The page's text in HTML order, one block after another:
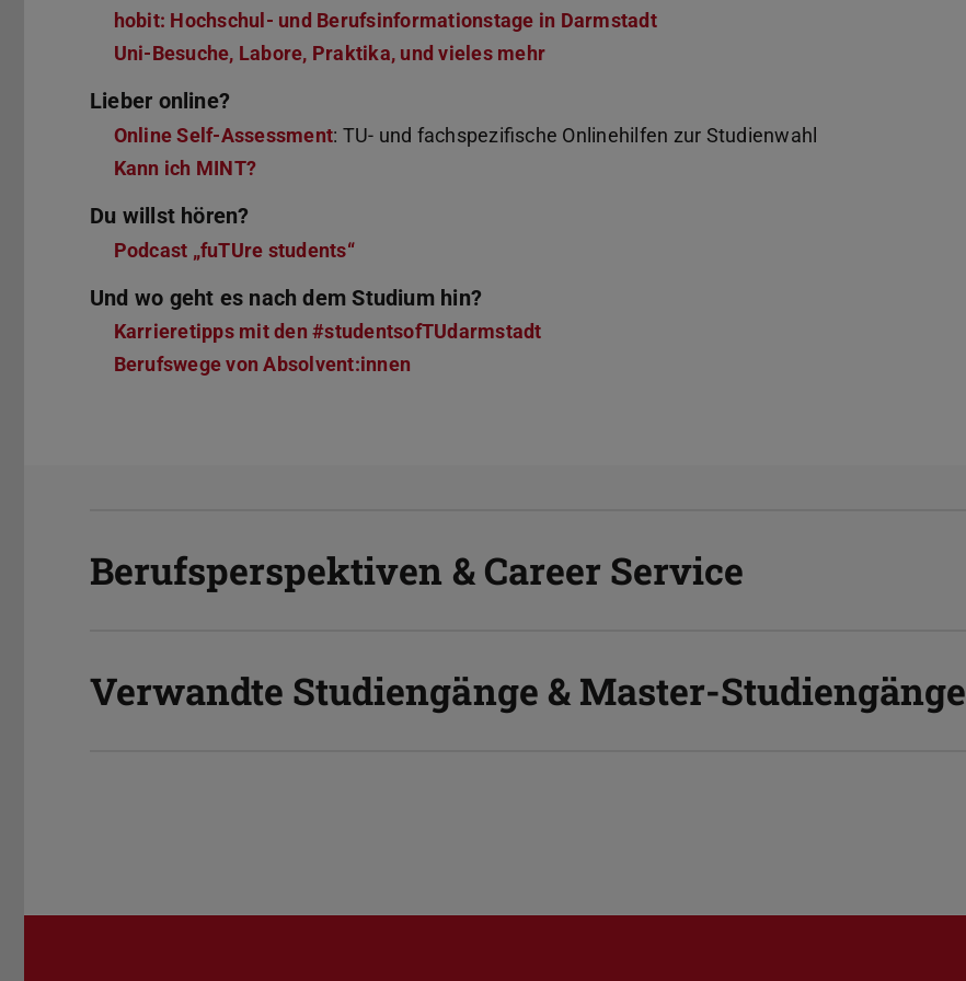
hobit: Hochschul- und Berufsinformationstage in Darmstadt
Uni-Besuche, Labore, Praktika, und vieles mehr
Lieber online?
Online Self-Assessment: TU- und fachspezifische Onlinehilfen zur Studienwahl
Kann ich MINT?
Du willst hören?
Podcast „fuTUre students“
Und wo geht es nach dem Studium hin?
Karrieretipps mit den #studentsofTUdarmstadt
Berufswege von Absolvent:innen
Berufsperspektiven & Career Service
Verwandte Studiengänge & Master-Studiengänge